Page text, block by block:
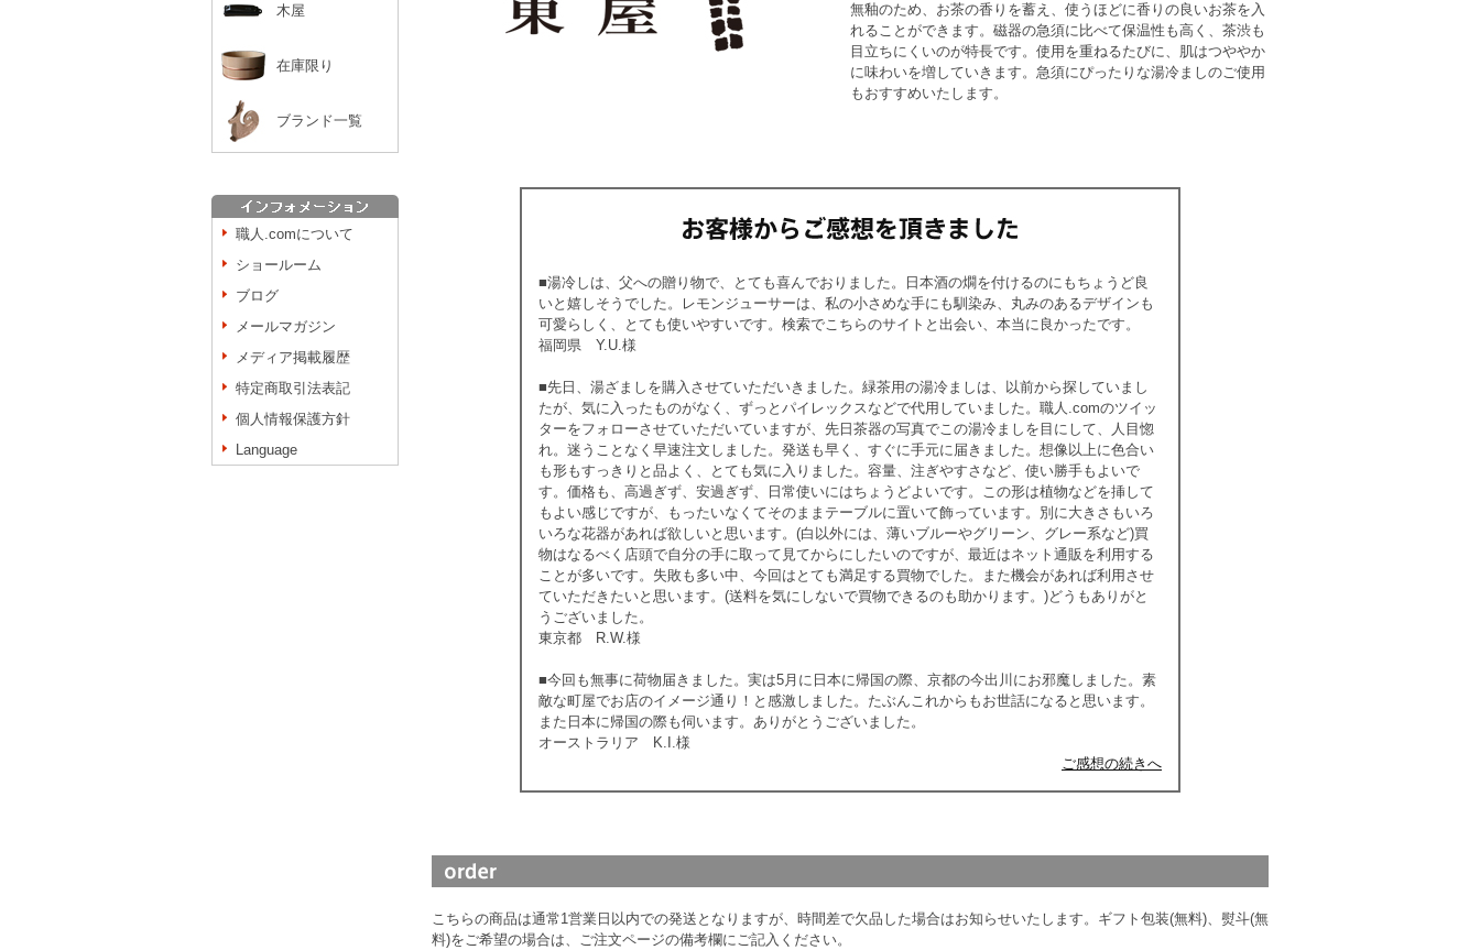
木屋
在庫限り
ブランド一覧
職人.comについて
ショールーム
ブログ
メールマガジン
メディア掲載履歴
特定商取引法表記
個人情報保護方針
Language
無釉のため、お茶の香りを蓄え、使うほどに香りの良いお茶を入
れることができます。磁器の急須に比べて保温性も高く、茶渋も
目立ちにくいのが特長です。使用を重ねるたびに、肌はつややか
に味わいを増していきます。急須にぴったりな湯冷ましのご使用
もおすすめいたします。
■湯冷しは、父への贈り物で、とても喜んでおりました。日本酒の燗を付けるのにもちょうど良
いと嬉しそうでした。レモンジューサーは、私の小さめな手にも馴染み、丸みのあるデザインも
可愛らしく、とても使いやすいです。検索でこちらのサイトと出会い、本当に良かったです。
福岡県 Y.U.様
■先日、湯ざましを購入させていただいきました。緑茶用の湯冷ましは、以前から探していまし
たが、気に入ったものがなく、ずっとパイレックスなどで代用していました。職人.comのツイッ
ターをフォローさせていただいていますが、先日茶器の写真でこの湯冷ましを目にして、人目惚
れ。迷うことなく早速注文しました。発送も早く、すぐに手元に届きました。想像以上に色合い
も形もすっきりと品よく、とても気に入りました。容量、注ぎやすさなど、使い勝手もよいで
す。価格も、高過ぎず、安過ぎず、日常使いにはちょうどよいです。この形は植物などを挿して
もよい感じですが、もったいなくてそのままテーブルに置いて飾っています。別に大きさもいろ
いろな花器があれば欲しいと思います。(白以外には、薄いブルーやグリーン、グレー系など)買
物はなるべく店頭で自分の手に取って見てからにしたいのですが、最近はネット通販を利用する
ことが多いです。失敗も多い中、今回はとても満足する買物でした。また機会があれば利用させ
ていただきたいと思います。(送料を気にしないで買物できるのも助かります。)どうもありがと
うございました。
東京都 R.W.様
■今回も無事に荷物届きました。実は5月に日本に帰国の際、京都の今出川にお邪魔しました。素
敵な町屋でお店のイメージ通り！と感激しました。たぶんこれからもお世話になると思います。
また日本に帰国の際も伺います。ありがとうございました。
オーストラリア K.I.様
ご感想の続きへ
こちらの商品は通常1営業日以内での発送となりますが、時間差で欠品した場合はお知らせいたします。ギフト包装(無料)、熨斗(無
料)をご希望の場合は、ご注文ページの備考欄にご記入ください。